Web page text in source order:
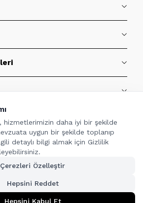
hizmetlerimizin daha iyi bir şekilde
uygun bir şekilde toplanıp
detaylı bilgi almak için Gizlilik
Çerezleri Özelleştir
Hepsini Reddet
Hepsini Kabul Et